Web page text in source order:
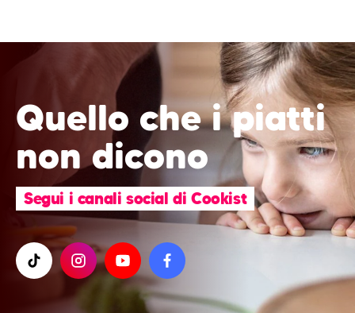
Quello che i piatti
non dicono
Segui i canali social di Cookist